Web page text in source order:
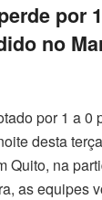
por
no
por 1 a 0
desta
Quito, na
as equipes